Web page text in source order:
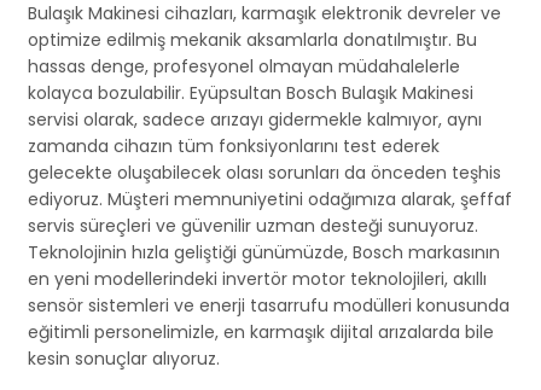
Bulaşık Makinesi cihazları, karmaşık elektronik devreler ve
optimize edilmiş mekanik aksamlarla donatılmıştır. Bu
hassas denge, profesyonel olmayan müdahalelerle
kolayca bozulabilir. Eyüpsultan Bosch Bulaşık Makinesi
servisi olarak, sadece arızayı gidermekle kalmıyor, aynı
zamanda cihazın tüm fonksiyonlarını test ederek
gelecekte oluşabilecek olası sorunları da önceden teşhis
ediyoruz. Müşteri memnuniyetini odağımıza alarak, şeffaf
servis süreçleri ve güvenilir uzman desteği sunuyoruz.
Teknolojinin hızla geliştiği günümüzde, Bosch markasının
en yeni modellerindeki invertör motor teknolojileri, akıllı
sensör sistemleri ve enerji tasarrufu modülleri konusunda
eğitimli personelimizle, en karmaşık dijital arızalarda bile
kesin sonuçlar alıyoruz.